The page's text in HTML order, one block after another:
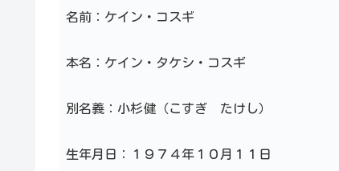
名前：ケイン・コスギ
本名：ケイン・タケシ・コスギ
別名義：小杉健（こすぎ たけし）
生年月日：１９７４年１０月１１日